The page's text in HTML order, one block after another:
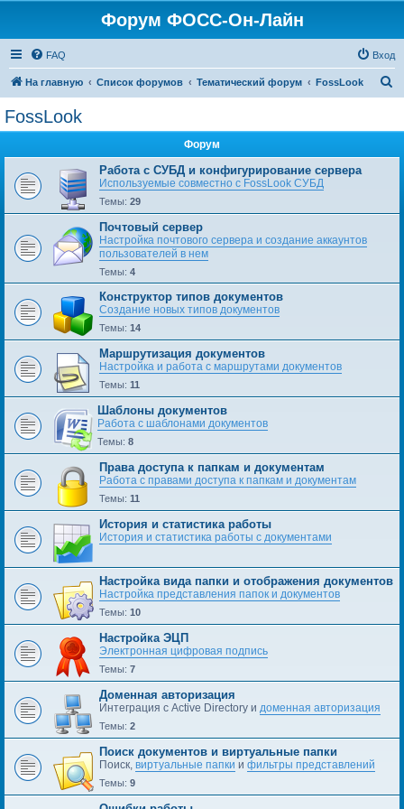
Форум ФОСС-Он-Лайн
FAQ Вход
На главную Список форумов Тематический форум FossLook
FossLook
Форум
Работа с СУБД и конфигурирование сервера
Используемые совместно с FossLook СУБД
Темы: 29
Почтовый сервер
Настройка почтового сервера и создание аккаунтов
пользователей в нем
Темы: 4
Конструктор типов документов
Создание новых типов документов
Темы: 14
Маршрутизация документов
Настройка и работа с маршрутами документов
Темы: 11
Шаблоны документов
Работа с шаблонами документов
Темы: 8
Права доступа к папкам и документам
Работа с правами доступа к папкам и документам
Темы: 11
История и статистика работы
История и статистика работы с документами
Настройка вида папки и отображения документов
Настройка представления папок и документов
Темы: 10
Настройка ЭЦП
Электронная цифровая подпись
Темы: 7
Доменная авторизация
Интеграция с Active Directory и доменная авторизация
Темы: 2
Поиск документов и виртуальные папки
Поиск, виртуальные папки и фильтры представлений
Темы: 9